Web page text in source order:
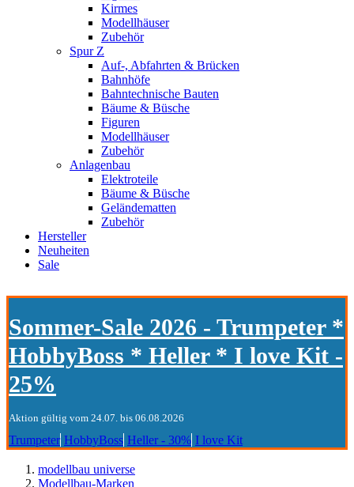
Kirmes
Modellhäuser
Zubehör
Spur Z
Auf-, Abfahrten & Brücken
Bahnhöfe
Bahntechnische Bauten
Bäume & Büsche
Figuren
Modellhäuser
Zubehör
Anlagenbau
Elektroteile
Bäume & Büsche
Geländematten
Zubehör
Hersteller
Neuheiten
Sale
Sommer-Sale 2026 - Trumpeter *
HobbyBoss * Heller * I love Kit -
25%
Aktion gültig vom 24.07. bis 06.08.2026
Trumpeter HobbyBoss Heller - 30% I love Kit
modellbau universe
Modellbau-Marken